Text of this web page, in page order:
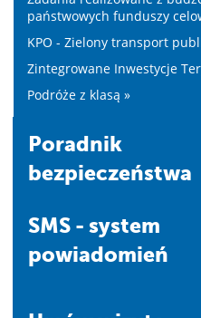
państwowych funduszy
KPO - Zielony transport
Zintegrowane Inwestycje
Podróże z klasą »
Poradnik
bezpieczeństwa
SMS - system
powiadomień